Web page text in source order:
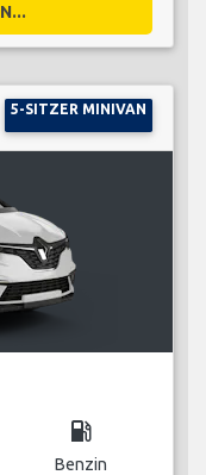
5-SITZER MINIVAN
local_gas_station
Benzin